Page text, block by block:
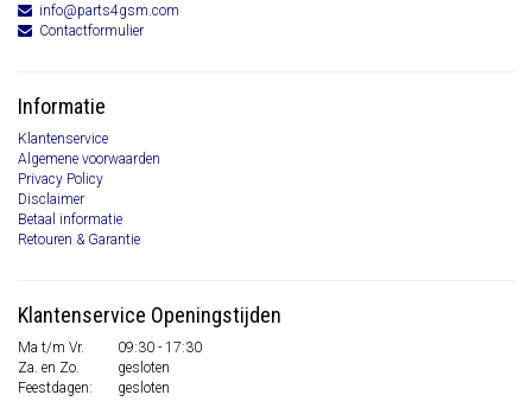
info@parts4gsm.com
Contactformulier
Informatie
Klantenservice
Algemene voorwaarden
Privacy Policy
Disclaimer
Betaal informatie
Retouren & Garantie
Klantenservice Openingstijden
Ma t/m Vr.
09:30 - 17:30
Za. en Zo.
gesloten
Feestdagen:
gesloten